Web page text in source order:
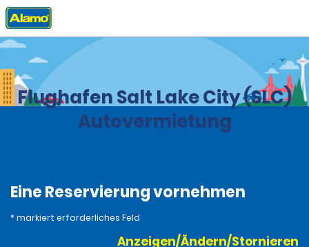
Privat Stationen
Flughafen Salt Lake City (SLC)
Autovermietung
Eine Reservierung vornehmen
* markiert erforderliches Feld
Anzeigen/Ändern/Stornieren